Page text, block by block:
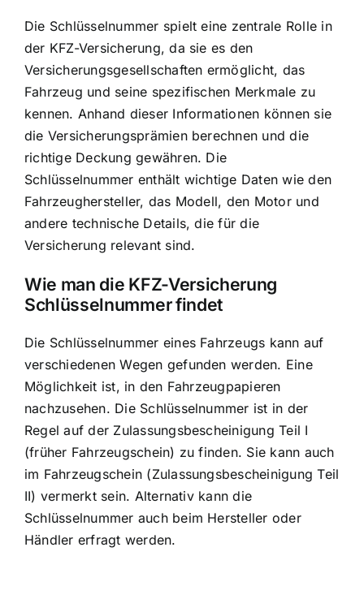
Die Schlüsselnummer spielt eine zentrale Rolle in
der KFZ-Versicherung, da sie es den
Versicherungsgesellschaften ermöglicht, das
Fahrzeug und seine spezifischen Merkmale zu
kennen. Anhand dieser Informationen können sie
die Versicherungsprämien berechnen und die
richtige Deckung gewähren. Die
Schlüsselnummer enthält wichtige Daten wie den
Fahrzeughersteller, das Modell, den Motor und
andere technische Details, die für die
Versicherung relevant sind.
Wie man die KFZ-Versicherung
Schlüsselnummer findet
Die Schlüsselnummer eines Fahrzeugs kann auf
verschiedenen Wegen gefunden werden. Eine
Möglichkeit ist, in den Fahrzeugpapieren
nachzusehen. Die Schlüsselnummer ist in der
Regel auf der Zulassungsbescheinigung Teil I
(früher Fahrzeugschein) zu finden. Sie kann auch
im Fahrzeugschein (Zulassungsbescheinigung Teil
II) vermerkt sein. Alternativ kann die
Schlüsselnummer auch beim Hersteller oder
Händler erfragt werden.